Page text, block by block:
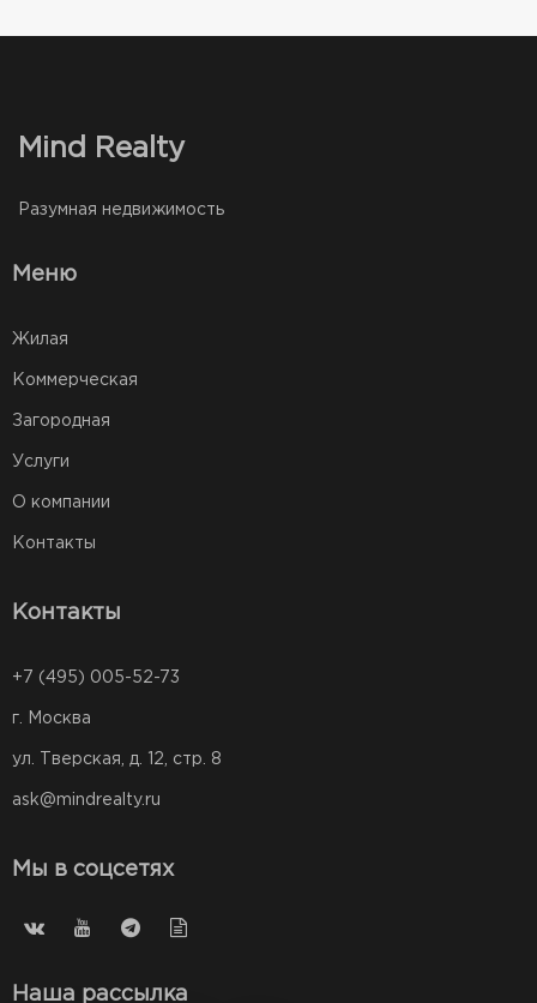
Mind Realty
Разумная недвижимость
Меню
Жилая
Коммерческая
Загородная
Услуги
О компании
Контакты
Контакты
+7 (495) 005-52-73
г. Москва
ул. Тверская, д. 12, стр. 8
ask@mindrealty.ru
Мы в соцсетях
Наша рассылка